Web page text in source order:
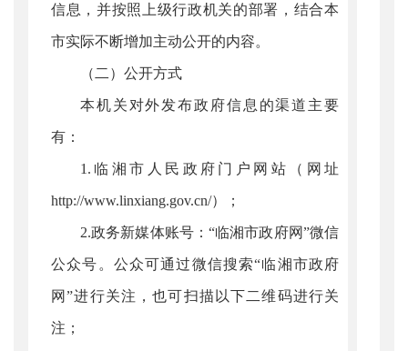
信息，并按照上级行政机关的部署，结合本
市实际不断增加主动公开的内容。
（二）公开方式
本机关对外发布政府信息的渠道主要
有：
1.临湘市人民政府门户网站（网址
http://www.linxiang.gov.cn/）；
2.政务新媒体账号：“临湘市政府网”微信
公众号。公众可通过微信搜索“临湘市政府
网”进行关注，也可扫描以下二维码进行关
注；